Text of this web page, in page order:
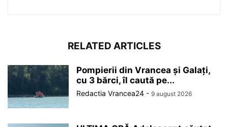
RELATED ARTICLES
Pompierii din Vrancea și Galați,
cu 3 bărci, îl caută pe...
Redactia Vrancea24 - 9 august 2026